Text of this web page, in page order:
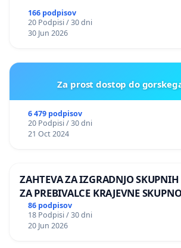
166 podpisov
20 Podpisi / 30 dni
30 Jun 2026
Za prost dostop do
6 479 podpisov
20 Podpisi / 30 dni
21 Oct 2024
ZAHTEVA ZA IZGRADNJO
ZA PREBIVALCE KRAJEVNE
PRESTRANEK
86 podpisov
18 Podpisi / 30 dni
20 Jun 2026